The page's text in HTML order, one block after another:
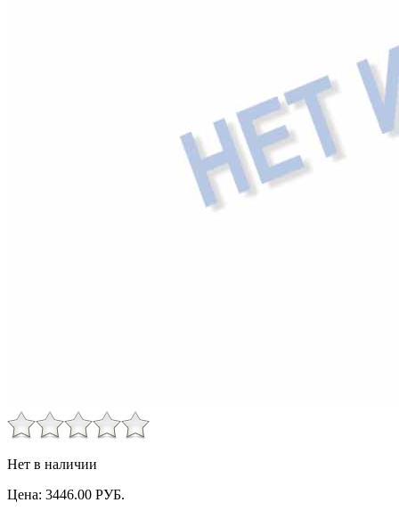
Нет в наличии
Цена: 3446.00 РУБ.